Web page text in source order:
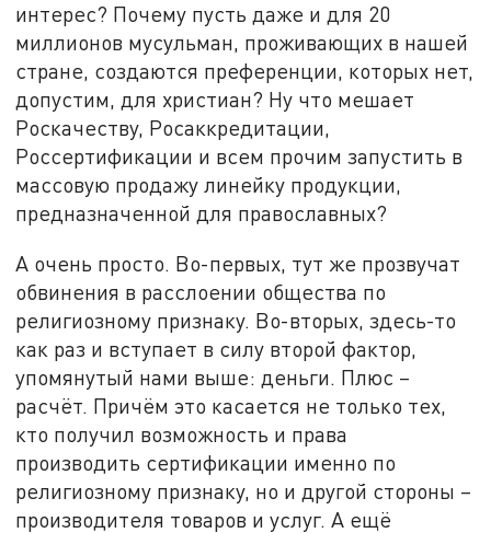
интерес? Почему пусть даже и для 20
миллионов мусульман, проживающих в нашей
стране, создаются преференции, которых нет,
допустим, для христиан? Ну что мешает
Роскачеству, Росаккредитации,
Россертификации и всем прочим запустить в
массовую продажу линейку продукции,
предназначенной для православных?
А очень просто. Во-первых, тут же прозвучат
обвинения в расслоении общества по
религиозному признаку. Во-вторых, здесь-то
как раз и вступает в силу второй фактор,
упомянутый нами выше: деньги. Плюс –
расчёт. Причём это касается не только тех,
кто получил возможность и права
производить сертификации именно по
религиозному признаку, но и другой стороны –
производителя товаров и услуг. А ещё